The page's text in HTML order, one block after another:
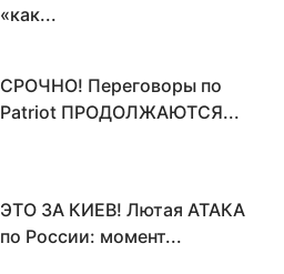
«как...
СРОЧНО! Переговоры по
Patriot ПРОДОЛЖАЮТСЯ...
ЭТО ЗА КИЕВ! Лютая АТАКА
по России: момент...